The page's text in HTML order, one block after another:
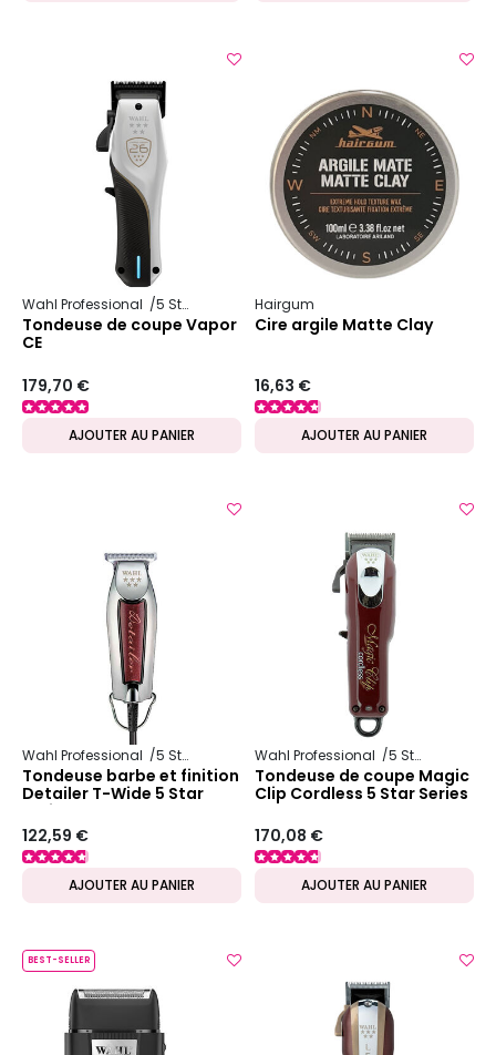
Wahl Professional 5 Star Series
Tondeuse de coupe Vapor
CE
179,70 €
AJOUTER AU PANIER
Hairgum
Cire argile Matte Clay
16,63 €
AJOUTER AU PANIER
Wahl Professional 5 Star Series
Tondeuse barbe et finition
Detailer T-Wide 5 Star
Series
122,59 €
AJOUTER AU PANIER
Wahl Professional 5 Star Series
Tondeuse de coupe Magic
Clip Cordless 5 Star Series
170,08 €
AJOUTER AU PANIER
BEST-SELLER